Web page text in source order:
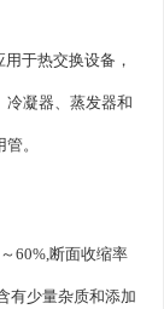
于热交换设备，
冷凝器、蒸发器和
。
60%,断面收缩率
有少量杂质和添加